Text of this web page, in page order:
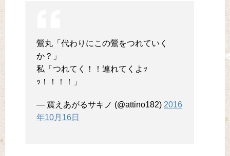
鶯丸「代わりにこの鶯をつれていく
か？」
私「つれてく！！連れてくよｯ
ｯ！！！！」
— 震えあがるサキノ (@attino182) 2016
年10月16日